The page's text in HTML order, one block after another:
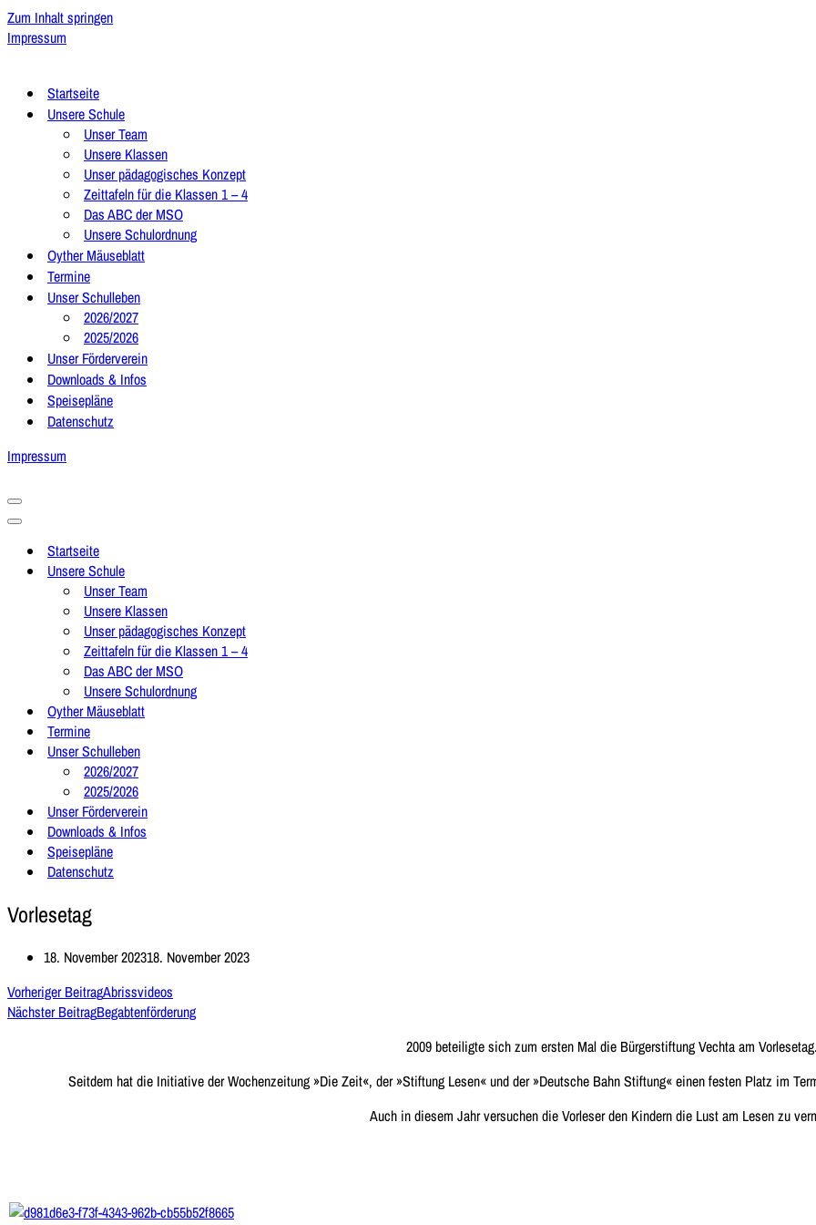
Zum Inhalt springen
Impressum
Startseite
Unsere Schule
Unser Team
Unsere Klassen
Unser pädagogisches Konzept
Zeittafeln für die Klassen 1 – 4
Das ABC der MSO
Unsere Schulordnung
Oyther Mäuseblatt
Termine
Unser Schulleben
2026/2027
2025/2026
Unser Förderverein
Downloads & Infos
Speisepläne
Datenschutz
Impressum
Navigationsmenü
Navigationsmenü
Startseite
Unsere Schule
Unser Team
Unsere Klassen
Unser pädagogisches Konzept
Zeittafeln für die Klassen 1 – 4
Das ABC der MSO
Unsere Schulordnung
Oyther Mäuseblatt
Termine
Unser Schulleben
2026/2027
2025/2026
Unser Förderverein
Downloads & Infos
Speisepläne
Datenschutz
Vorlesetag
18. November 202318. November 2023
Vorheriger BeitragAbrissvideos
Nächster BeitragBegabtenförderung
2009 beteiligte sich zum ersten Mal die Bürgerstiftung Vechta am Vorlesetag.
Seitdem hat die Initiative der Wochenzeitung »Die Zeit«, der »Stiftung Lesen« und der »Deutsche Bahn Stiftung« einen festen Platz im
Auch in diesem Jahr versuchen die Vorleser den Kindern die Lust am Lesen zu